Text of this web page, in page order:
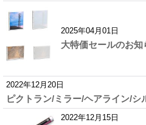
2025年04月01日
大特価セールのお知
2022年12月20日
ピクトラン/ミラー/ヘアライン/
2022年12月15日